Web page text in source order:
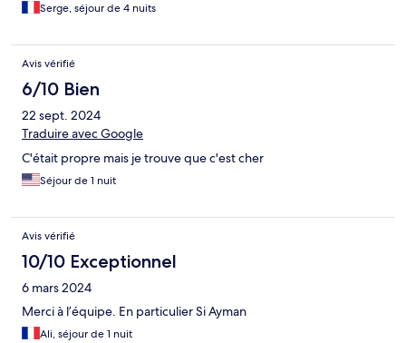
Serge, séjour de 4 nuits
Avis vérifié
6/10 Bien
22 sept. 2024
Traduire avec Google
C'était propre mais je trouve que c'est cher
Séjour de 1 nuit
Avis vérifié
10/10 Exceptionnel
6 mars 2024
Merci à l’équipe. En particulier Si Ayman
Ali, séjour de 1 nuit